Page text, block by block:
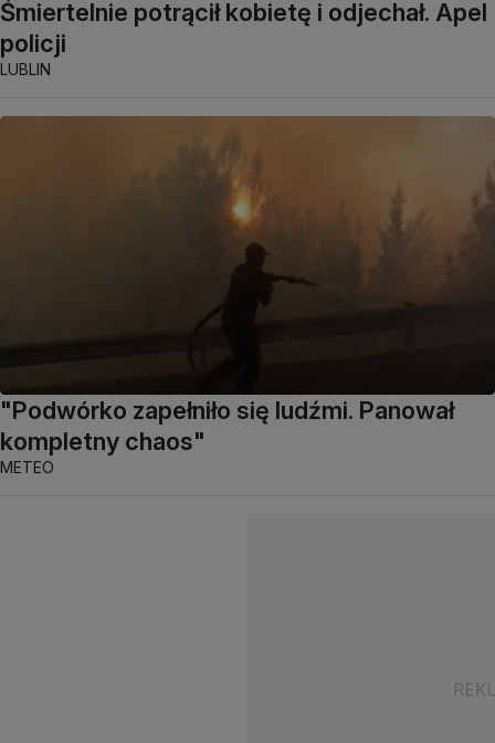
Śmiertelnie potrącił kobietę i odjechał. Apel
policji
LUBLIN
"Podwórko zapełniło się ludźmi. Panował
kompletny chaos"
METEO